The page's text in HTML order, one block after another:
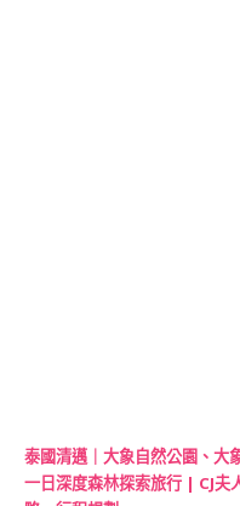
泰國清邁｜大象自然公園、
一日深度森林探索旅行 | CJ